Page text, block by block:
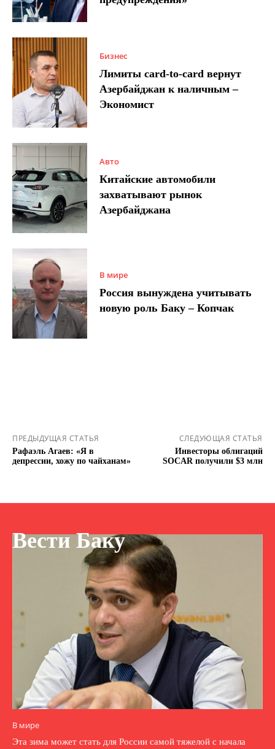
Бизнес
Лимиты card-to-card вернут
Азербайджан к наличным –
Экономист
Авто
Китайские автомобили
захватывают рынок
Азербайджана
В мире
Россия вынуждена учитывать
новую роль Баку – Копчак
ПРЕДЫДУЩАЯ СТАТЬЯ
Рафaэль Агаев: «Я в
депрессии, хожу по чайханам»
СЛЕДУЮЩАЯ СТАТЬЯ
Инвесторы облигаций
SOCAR получили $3 млн
Вести Баку
В мире
Эта зима может стать для России самой тяжелой с начала